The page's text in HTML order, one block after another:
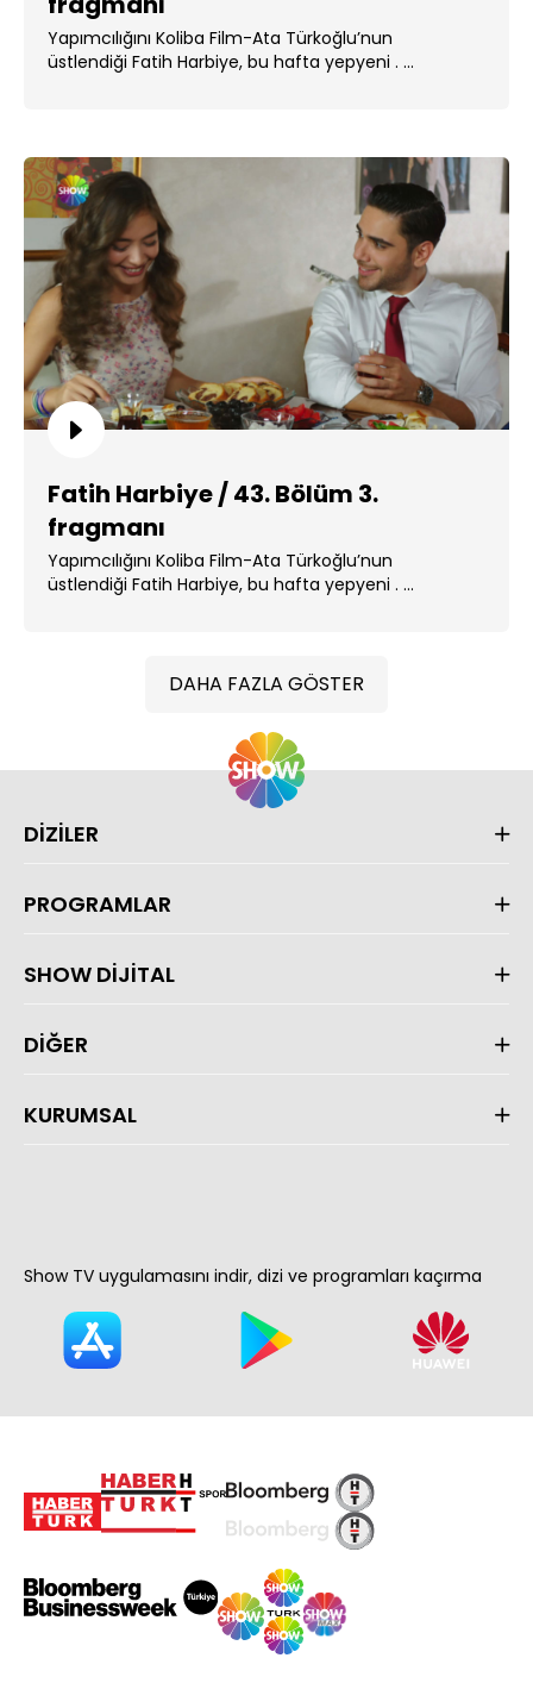
Yapımcılığını Koliba Film-Ata Türkoğlu’nun
üstlendiği Fatih Harbiye, bu hafta yepyeni . ...
Fatih Harbiye / 43. Bölüm 3.
fragmanı
Yapımcılığını Koliba Film-Ata Türkoğlu’nun
üstlendiği Fatih Harbiye, bu hafta yepyeni . ...
DAHA FAZLA GÖSTER
DİZİLER
PROGRAMLAR
SHOW DİJİTAL
DİĞER
KURUMSAL
Show TV uygulamasını indir, dizi ve programları kaçırma